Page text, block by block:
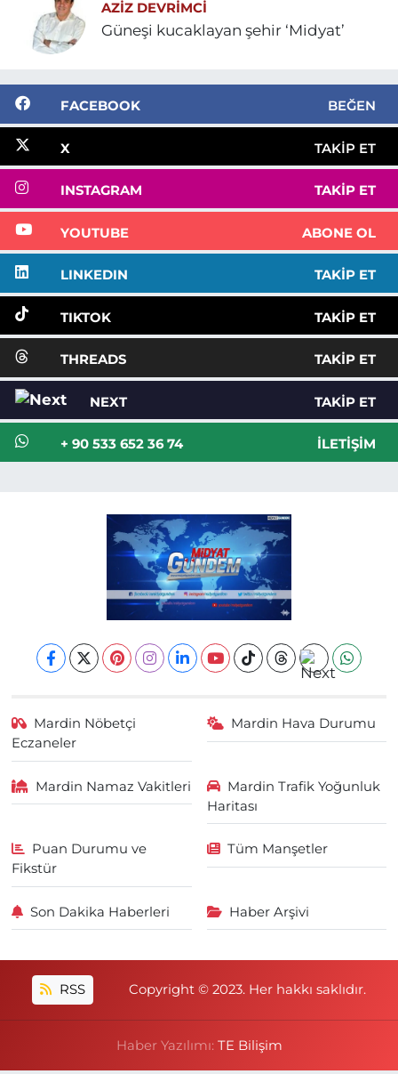
AZIZ DEVRIMCI
Güneşi kucaklayan şehir ‘Midyat’
FACEBOOK BEĞEN
X TAKIP ET
INSTAGRAM TAKIP ET
YOUTUBE ABONE OL
LINKEDIN TAKIP ET
TIKTOK TAKIP ET
THREADS TAKIP ET
NEXT TAKIP ET
+ 90 533 652 36 74 İLETIŞIM
Mardin Nöbetçi
Eczaneler
Mardin Hava Durumu
Mardin Namaz Vakitleri
Mardin Trafik Yoğunluk
Haritası
Puan Durumu ve
Fikstür
Tüm Manşetler
Son Dakika Haberleri Haber Arşivi
RSS Copyright © 2023. Her hakkı saklıdır.
Haber Yazılımı: TE Bilişim